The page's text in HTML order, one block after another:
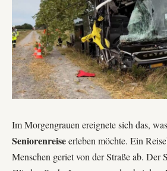
Im Morgengrauen ereignete sich das,
Seniorenreiseerleben möchte. Ein
Menschen geriet von der Straße ab. Der